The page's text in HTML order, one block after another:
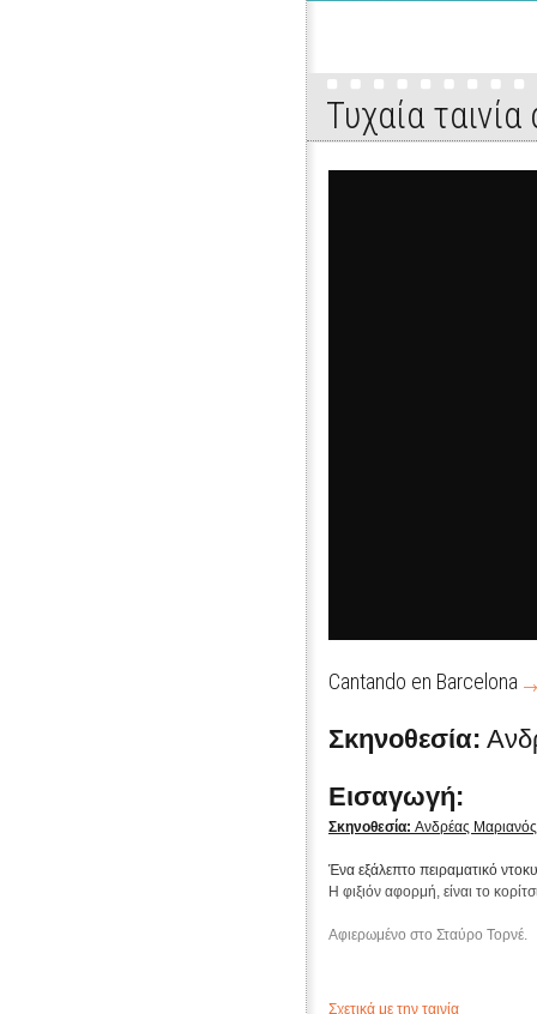
Τυχαία
Cantando en Barcelona
Σκηνοθεσία:
Εισαγωγή:
Σκηνοθεσία: Ανδρέας Μαριανός
Ένα εξάλεπτο πειραματικό
Η φιξιόν αφορμή, είναι το
Αφιερωμένο στο Σταύρο Τορνέ.
Σχετικά με την ταινία